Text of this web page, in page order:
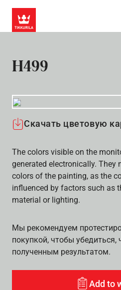
H499
Скачать цветовую
The colors visible on the
generated electronically. They
colors of the painting, as the
influenced by factors such as
material or lighting.
Мы рекомендуем
покупкой, чтобы
полученным результатом.
Add to